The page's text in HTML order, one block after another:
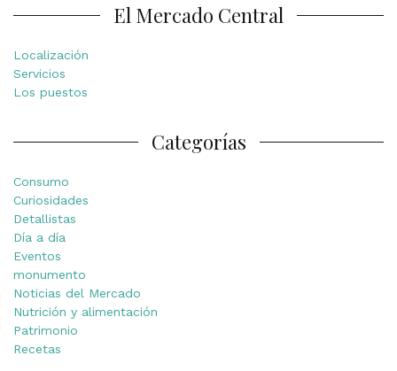
El Mercado Central
Localización
Servicios
Los puestos
Categorías
Consumo
Curiosidades
Detallistas
Día a día
Eventos
monumento
Noticias del Mercado
Nutrición y alimentación
Patrimonio
Recetas